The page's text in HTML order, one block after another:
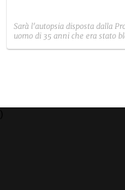
Sarà l'autopsia disposta dalla
uomo di 35 anni che era stato